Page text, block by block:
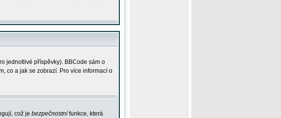
jednotlivé příspěvky). BBCode sám o
co a jak se zobrazí. Pro více informací o
což je bezpečnostní funkce, která